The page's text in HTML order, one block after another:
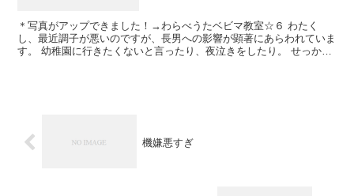
＊写真がアップできました！→わらべうたベビマ教室☆６ わたく
し、最近調子が悪いのですが、長男への影響が顕著にあらわれていま
す。 幼稚園に行きたくないと言ったり、夜泣きをしたり。 せっかく
機嫌悪すぎ